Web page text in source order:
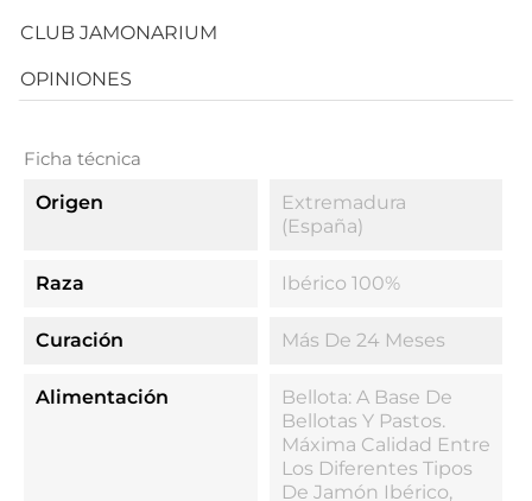
CLUB JAMONARIUM
OPINIONES
Ficha técnica
Origen
Extremadura
(España)
Raza Ibérico 100%
Curación Más De 24 Meses
Alimentación
Bellota: A Base De
Bellotas Y Pastos.
Máxima Calidad Entre
Los Diferentes Tipos
De Jamón Ibérico,